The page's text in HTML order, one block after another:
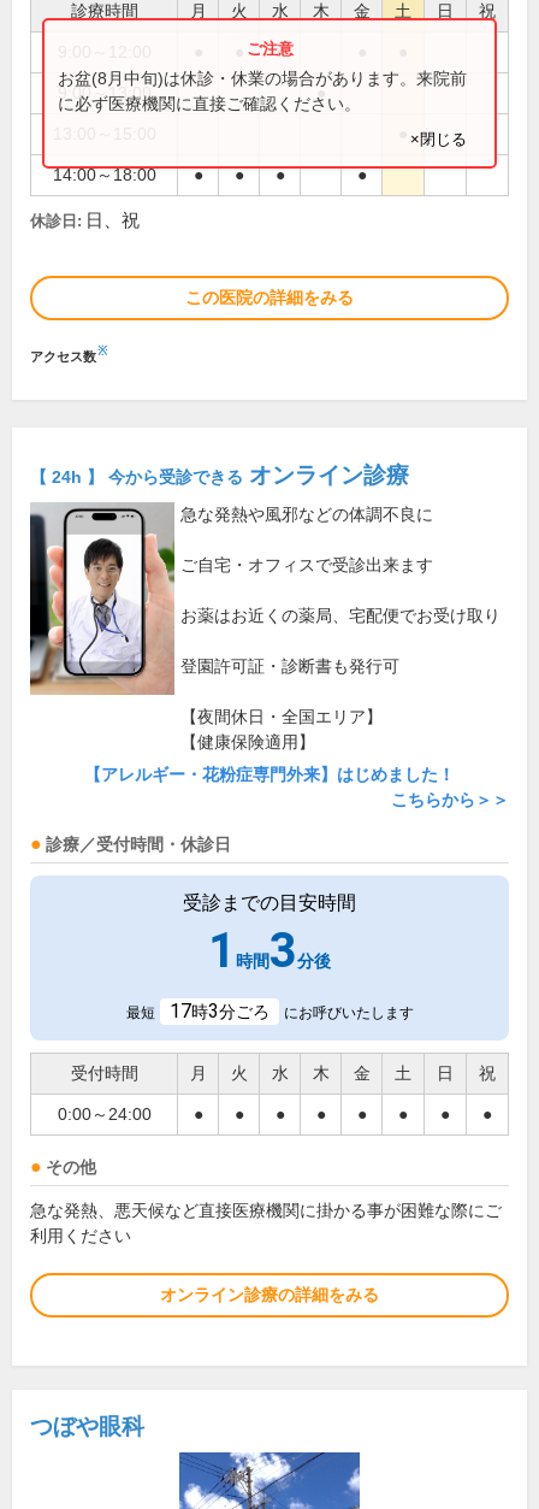
診療時間 月 火 水 木 金 土 日 祝
●
9:00～13:00 ●
14:00～18:00 ● ● ● ●
お盆(8月中旬)は休診・休業の場合があります。来院前
に必ず医療機関に直接ご確認ください。
×閉じる
休診日: 日、祝
この医院の詳細をみる
アクセス数※
【 24h 】 今から受診できる オンライン診療
急な発熱や風邪などの体調不良に
ご自宅・オフィスで受診出来ます
お薬はお近くの薬局、宅配便でお受け取り
登園許可証・診断書も発行可
【夜間休日・全国エリア】
【健康保険適用】
【アレルギー・花粉症専門外来】はじめました！
こちらから＞＞
診療／受付時間・休診日
受診までの目安時間
1 時間3分後
最短 17時3分ごろ にお呼びいたします
受付時間 月 火 水 木 金 土 日 祝
0:00～24:00 ● ● ● ● ● ● ● ●
その他
急な発熱、悪天候など直接医療機関に掛かる事が困難な際にご
利用ください
オンライン診療の詳細をみる
つぼや眼科